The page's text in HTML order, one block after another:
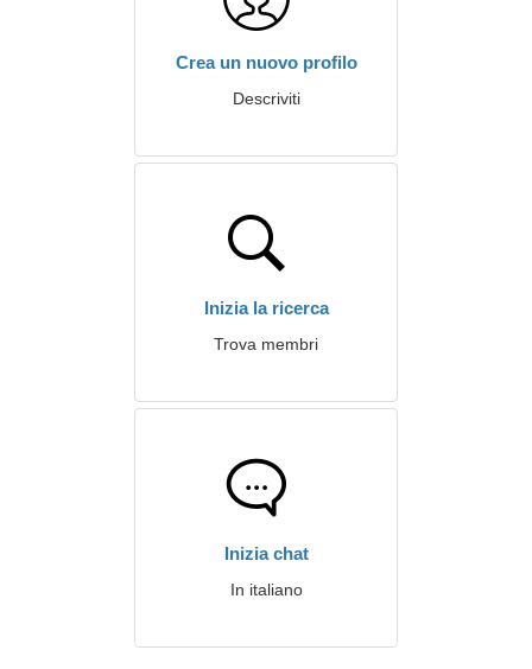
Crea un nuovo profilo
Descriviti
Inizia la ricerca
Trova membri
Inizia chat
In italiano